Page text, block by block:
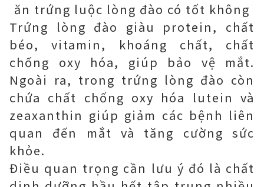
ăn trứng luộc lòng đào có tốt không
Trứng lòng đào giàu protein, chất
béo, vitamin, khoáng chất, chất
chống oxy hóa, giúp bảo vệ mắt.
Ngoài ra, trong trứng lòng đào còn
chứa chất chống oxy hóa lutein và
zeaxanthin giúp giảm các bệnh liên
quan đến mắt và tăng cường sức
khỏe.
Điều quan trọng cần lưu ý đó là chất